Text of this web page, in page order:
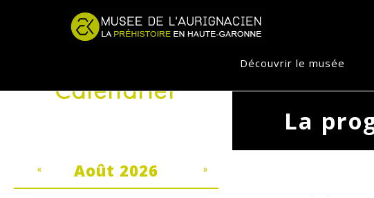
Découvrir le musée
Calendrier
Août 2026
« »
La